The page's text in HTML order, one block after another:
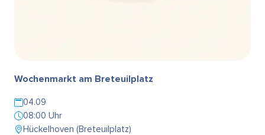
Wochenmarkt am Breteuilplatz
04.09
08:00 Uhr
Hückelhoven (Breteuilplatz)